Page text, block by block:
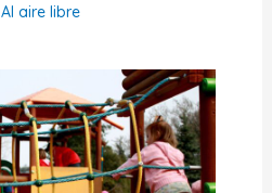
Al aire libre